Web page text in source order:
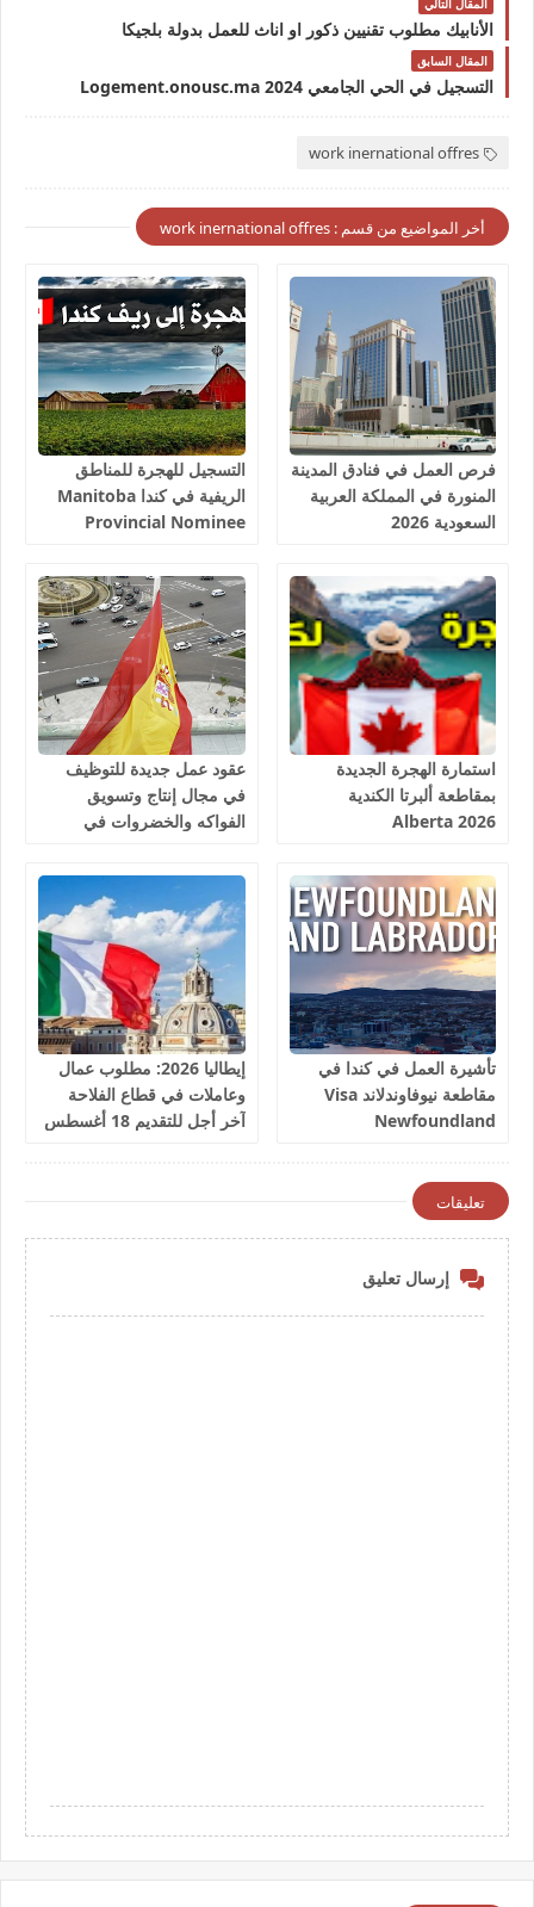
المقال التالي
الأنابيك مطلوب تقنيين ذكور او اناث للعمل بدولة بلجيكا
المقال السابق
التسجيل في الحي الجامعي Logement.onousc.ma 2024
work inernational offres
أخر المواضيع من قسم : work inernational offres
فرص العمل في فنادق المدينة
المنورة في المملكة العربية
السعودية 2026
التسجيل للهجرة للمناطق
الريفية في كندا Manitoba
Provincial Nominee
استمارة الهجرة الجديدة
بمقاطعة ألبرتا الكندية
Alberta 2026
عقود عمل جديدة للتوظيف
في مجال إنتاج وتسويق
الفواكه والخضروات في
تأشيرة العمل في كندا في
مقاطعة نيوفاوندلاند Visa
Newfoundland
إيطاليا 2026: مطلوب عمال
وعاملات في قطاع الفلاحة
آخر أجل للتقديم 18 أغسطس
تعليقات
إرسال تعليق